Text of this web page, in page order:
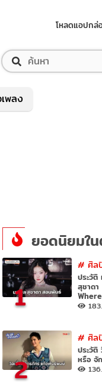
โหลดแอปกล่
เพลง
ยอดนิยมใ
1
# ศิล
ประวัติ
สุชาด
2
# ศิล
ประวั
หรือ จั